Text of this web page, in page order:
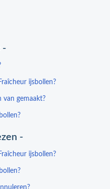
-
ijsbollen?
van gemaakt?
-
ijsbollen?